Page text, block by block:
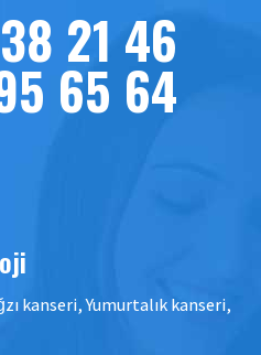
21 46
65 64
kanseri, Yumurtalık kanseri,